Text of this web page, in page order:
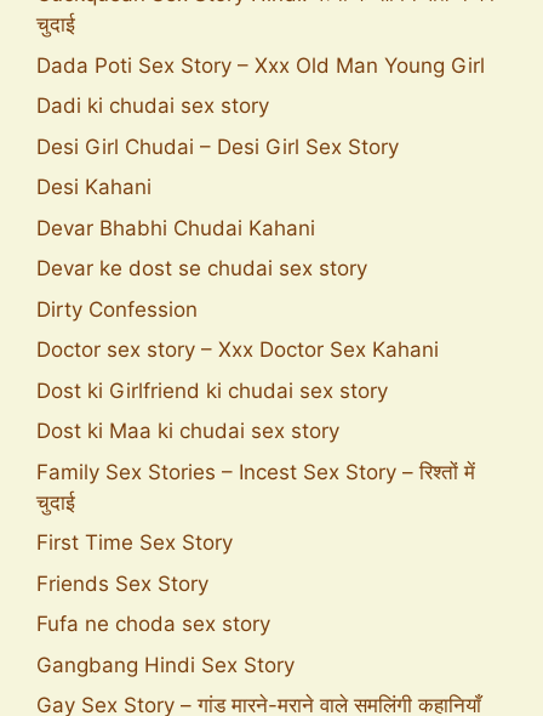
चुदाई
Dada Poti Sex Story – Xxx Old Man Young Girl
Dadi ki chudai sex story
Desi Girl Chudai – Desi Girl Sex Story
Desi Kahani
Devar Bhabhi Chudai Kahani
Devar ke dost se chudai sex story
Dirty Confession
Doctor sex story – Xxx Doctor Sex Kahani
Dost ki Girlfriend ki chudai sex story
Dost ki Maa ki chudai sex story
Family Sex Stories – Incest Sex Story – रिश्तों में
चुदाई
First Time Sex Story
Friends Sex Story
Fufa ne choda sex story
Gangbang Hindi Sex Story
Gay Sex Story – गांड मारने-मराने वाले समलिंगी कहानियाँ